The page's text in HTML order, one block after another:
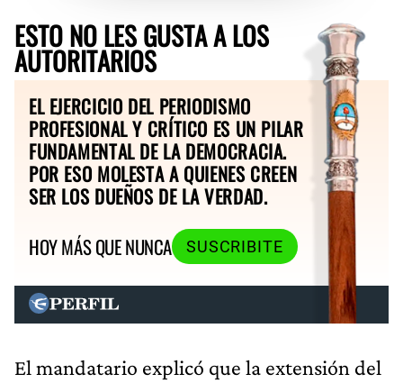
ESTO NO LES GUSTA A LOS
AUTORITARIOS
EL EJERCICIO DEL PERIODISMO
PROFESIONAL Y CRÍTICO ES UN PILAR
FUNDAMENTAL DE LA DEMOCRACIA.
POR ESO MOLESTA A QUIENES CREEN
SER LOS DUEÑOS DE LA VERDAD.
HOY MÁS QUE NUNCA
SUSCRIBITE
El mandatario explicó que la extensión del